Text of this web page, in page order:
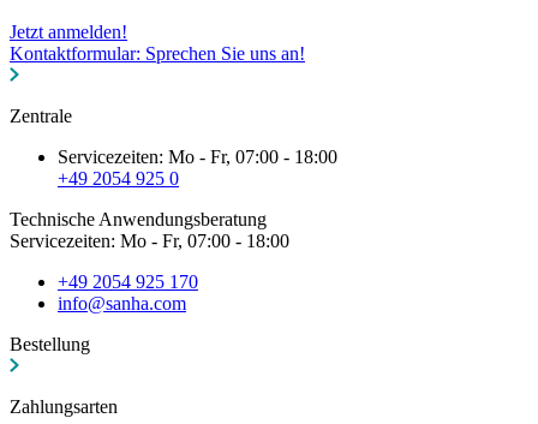
Jetzt anmelden!
Kontaktformular: Sprechen Sie uns an!
Zentrale
Servicezeiten: Mo - Fr, 07:00 - 18:00
+49 2054 925 0
Technische Anwendungsberatung
Servicezeiten: Mo - Fr, 07:00 - 18:00
+49 2054 925 170
info@sanha.com
Bestellung
Zahlungsarten